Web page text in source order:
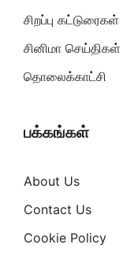
சிறப்பு கட்டுரைகள்
சினிமா செய்திகள்
தொலைக்காட்சி
பக்கங்கள்
About Us
Contact Us
Cookie Policy